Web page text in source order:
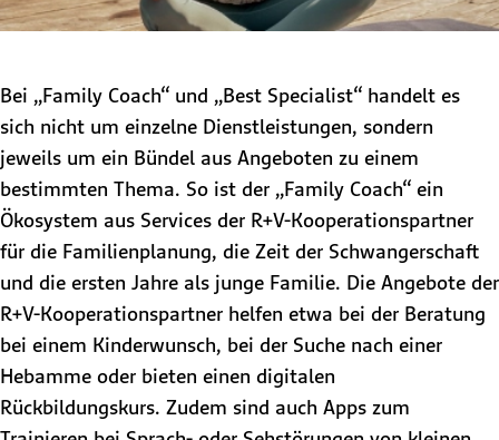
Bei „Family Coach“ und „Best Specialist“ handelt es
sich nicht um einzelne Dienstleistungen, sondern
jeweils um ein Bündel aus Angeboten zu einem
bestimmten Thema. So ist der „Family Coach“ ein
Ökosystem aus Services der R+V-Kooperationspartner
für die Familienplanung, die Zeit der Schwangerschaft
und die ersten Jahre als junge Familie. Die Angebote der
R+V-Kooperationspartner helfen etwa bei der Beratung
bei einem Kinderwunsch, bei der Suche nach einer
Hebamme oder bieten einen digitalen
Rückbildungskurs. Zudem sind auch Apps zum